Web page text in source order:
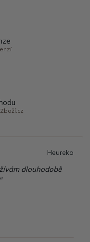
Heureka
dlouhodobě